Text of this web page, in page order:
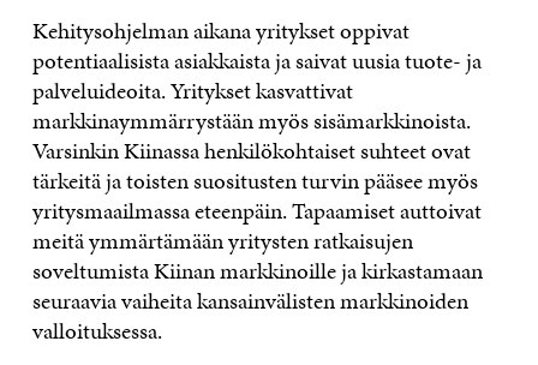
Kehitysohjelman aikana yritykset oppivat
potentiaalisista asiakkaista ja saivat uusia tuote- ja
palveluideoita. Yritykset kasvattivat
markkinaymmärrystään myös sisämarkkinoista.
Varsinkin Kiinassa henkilökohtaiset suhteet ovat
tärkeitä ja toisten suositusten turvin pääsee myös
yritysmaailmassa eteenpäin. Tapaamiset auttoivat
meitä ymmärtämään yritysten ratkaisujen
soveltumista Kiinan markkinoille ja kirkastamaan
seuraavia vaiheita kansainvälisten markkinoiden
valloituksessa.